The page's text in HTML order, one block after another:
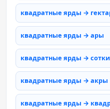
квадратные ярды →
квадратные ярды → ары
квадратные ярды → сотки
квадратные ярды → акры
квадратные ярды →